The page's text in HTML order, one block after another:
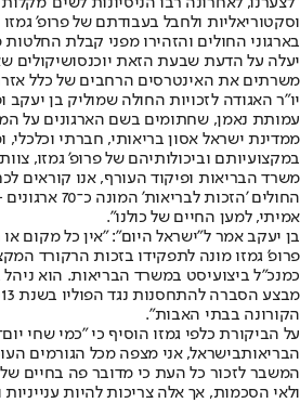
וסקטוריאליות ולחבל בעבודתם של פרופ'
בארגוני החולים והזהירו מפני קבלת החלטות
יעלה על הדעת שבעת הזאת יוכנסושיקולים
משרתים את האינטרסים הרחבים של כלל
יו"ר האגודה לזכויות החולה שמוליק בן יעקב
עמותת נאמן, שחתומים בשם הארגונים על
ממדינת ישראל אסון בריאותי, חברתי
במקצועיותם וביכולותיהם של פרופ' גמזו,
משרד הבריאות ופיקוד העורף, אנו קוראים
החולים 'הזכות
אמיתי, למען החיים של כולנו".
בן יעקב אמר ל"ישראל היום": "אין כל מקום
פרופ' גמזו מונה לתפקידו בזכות הרקורד
כמנכ"ל ביצועיסט במשרד הבריאות. הוא
הקורונה בבתי האבות".
על הביקורת כלפי גמזו הוסיף כי "כמי שחי
הבריאותבישראל, אני מצפה מכל הגורמים
המשבר לזכור כל העת כי מדובר פה בחיים
ולאי הסכמות, אך אלה צריכות להיות